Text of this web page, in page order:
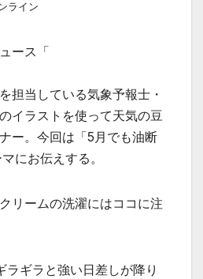
ライン
ース「
担当している気象予報士・
イラストを使って天気の豆
ー。今回は「5月でも油断
にお伝えする。
リームの洗濯にはココに注
ギラと強い日差しが降り